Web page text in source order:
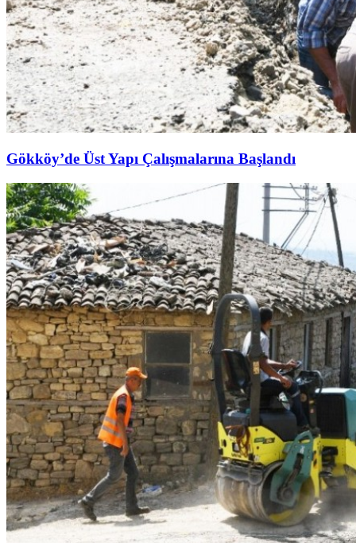
Gökköy’de Üst Yapı Çalışmalarına Başlandı